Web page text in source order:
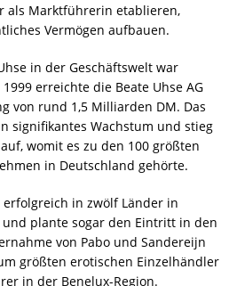
als Marktführerin etablieren,
Vermögen aufbauen.
in der Geschäftswelt war
erreichte die Beate Uhse AG
von rund 1,5 Milliarden DM. Das
signifikantes Wachstum und stieg
womit es zu den 100 größten
in Deutschland gehörte.
in zwölf Länder in
plante sogar den Eintritt in den
von Pabo und Sandereijn
größten erotischen Einzelhändler
in der Benelux-Region.